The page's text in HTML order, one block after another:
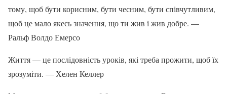
тому, щоб бути корисним, бути чесним, бути співчутливим,
щоб це мало якесь значення, що ти жив і жив добре. —
Ральф Волдо Емерсо
Життя — це послідовність уроків, які треба прожити, щоб їх
зрозуміти. — Хелен Келлер